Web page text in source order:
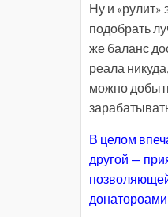
Ну и «рулит»
подобрать
же баланс
реала
можно
В целом
другой —